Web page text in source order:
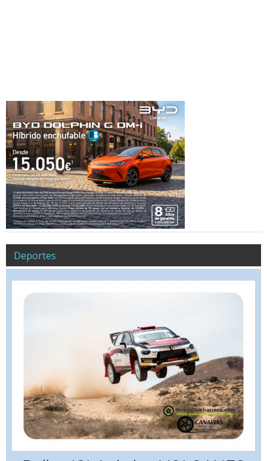
Deportes